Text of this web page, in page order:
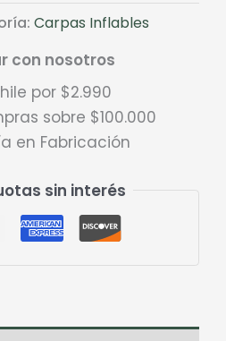
Carpas Inflables
con nosotros
por $2.990
sobre $100.000
en Fabricación
sin interés